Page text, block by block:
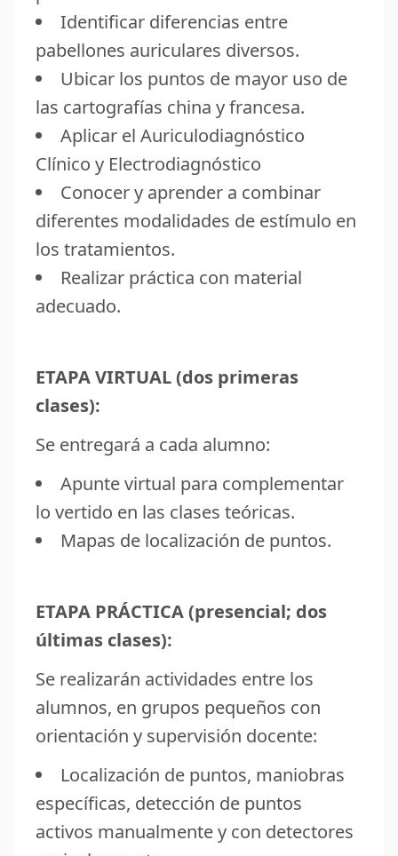
Identificar diferencias entre
pabellones auriculares diversos.
Ubicar los puntos de mayor uso de
las cartografías china y francesa.
Aplicar el Auriculodiagnóstico
Clínico y Electrodiagnóstico
Conocer y aprender a combinar
diferentes modalidades de estímulo en
los tratamientos.
Realizar práctica con material
adecuado.
ETAPA VIRTUAL (dos primeras
clases):
Se entregará a cada alumno:
Apunte virtual para complementar
lo vertido en las clases teóricas.
Mapas de localización de puntos.
ETAPA PRÁCTICA (presencial; dos
últimas clases):
Se realizarán actividades entre los
alumnos, en grupos pequeños con
orientación y supervisión docente:
Localización de puntos, maniobras
específicas, detección de puntos
activos manualmente y con detectores